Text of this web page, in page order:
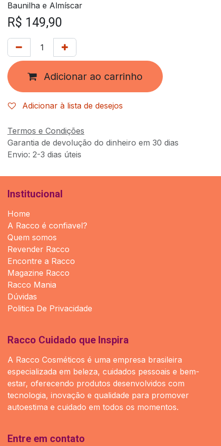
Baunilha e Almíscar
R$ 149,90
Adicionar ao carrinho
Adicionar à lista de desejos
Termos e Condições
Garantia de devolução do dinheiro em 30 dias
Envio: 2-3 dias úteis
Institucional
Home
A Racco é confiavel?
Quem somos
Revender Racco
Encontre a Racco
Magazine Racco
Racco Mania
Dúvidas
Politica De Privacidade
Racco Cuidado que Inspira
A Racco Cosméticos é uma empresa brasileira
especializada em beleza, cuidados pessoais e bem-
estar, oferecendo produtos desenvolvidos com
tecnologia, inovação e qualidade para promover
autoestima e cuidado em todos os momentos.
Entre em contato